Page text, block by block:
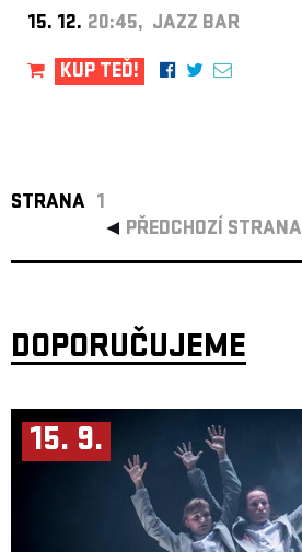
15. 12. 20:45, JAZZ BAR
KUP TEĎ!
STRANA 1
PŘEDCHOZÍ STRANA
DOPORUČUJEME
15. 9.